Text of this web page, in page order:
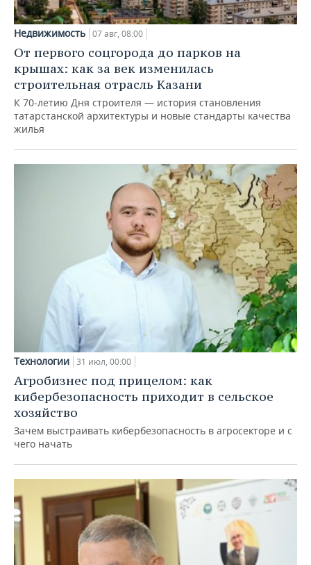
Недвижимость 07 авг, 08:00
От первого соцгорода до парков на
крышах: как за век изменилась
строительная отрасль Казани
К 70-летию Дня строителя — история становления
татарстанской архитектуры и новые стандарты качества
жилья
Технологии 31 июл, 00:00
Агробизнес под прицелом: как
кибербезопасность приходит в сельское
хозяйство
Зачем выстраивать кибербезопасность в агросекторе и с
чего начать